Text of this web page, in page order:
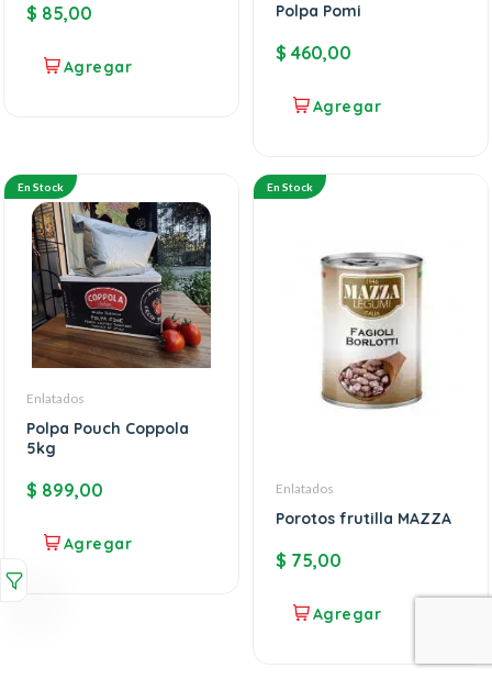
$ 85,00 Polpa Pomi
$ 460,00
En Stock
Enlatados
Polpa Pouch Coppola
5kg
$ 899,00
En Stock
Enlatados
Porotos frutilla MAZZA
$ 75,00